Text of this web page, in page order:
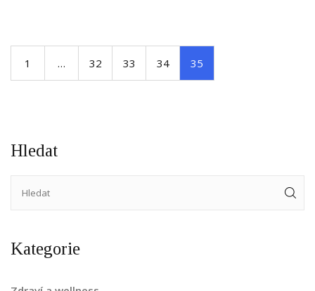
očekáváních a hranicích.
1
… 32 33 34 35
Hledat
Kategorie